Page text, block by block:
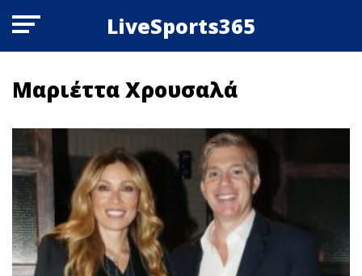
LiveSports365
Μαριέττα Χρουσαλά